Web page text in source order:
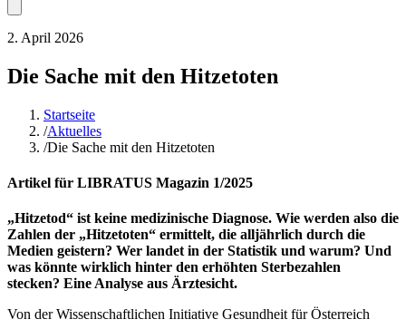
2. April 2026
Die Sache mit den Hitzetoten
Startseite
/Aktuelles
/Die Sache mit den Hitzetoten
Artikel für LIBRATUS Magazin 1/2025
„Hitzetod“ ist keine medizinische Diagnose. Wie werden also die
Zahlen der „Hitzetoten“ ermittelt, die alljährlich durch die
Medien geistern? Wer landet in der Statistik und warum? Und
was könnte wirklich hinter den erhöhten Sterbezahlen
stecken? Eine Analyse aus Ärztesicht.
Von der Wissenschaftlichen Initiative Gesundheit für Österreich